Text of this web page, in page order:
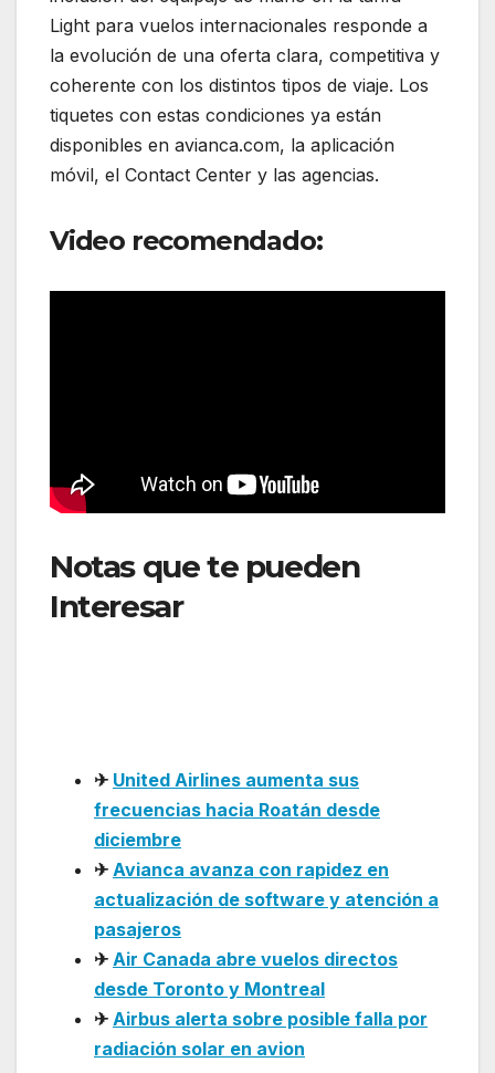
Light para vuelos internacionales responde a
la evolución de una oferta clara, competitiva y
coherente con los distintos tipos de viaje. Los
tiquetes con estas condiciones ya están
disponibles en avianca.com, la aplicación
móvil, el Contact Center y las agencias.
Video recomendado:
Notas que te pueden
Interesar
✈ United Airlines aumenta sus
frecuencias hacia Roatán desde
diciembre
✈ Avianca avanza con rapidez en
actualización de software y atención a
pasajeros
✈ Air Canada abre vuelos directos
desde Toronto y Montreal
✈ Airbus alerta sobre posible falla por
radiación solar en avion